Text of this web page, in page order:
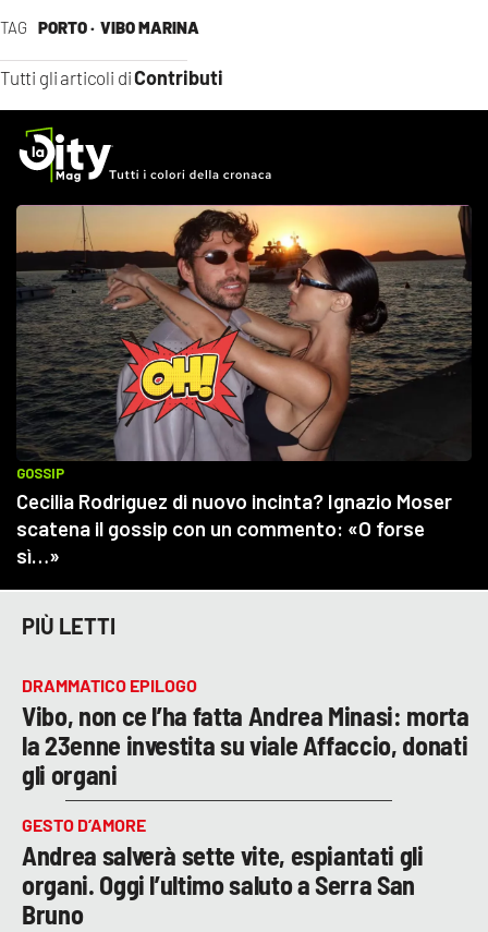
TAG PORTO · VIBO MARINA
Tutti gli articoli diContributi
PIÙ LETTI
DRAMMATICO EPILOGO
Vibo, non ce l’ha fatta Andrea Minasi: morta
la 23enne investita su viale Affaccio, donati
gli organi
GESTO D’AMORE
Andrea salverà sette vite, espiantati gli
organi. Oggi l’ultimo saluto a Serra San
Bruno